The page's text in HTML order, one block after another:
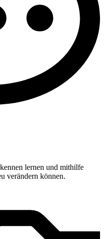
lernen und mithilfe
verändern können.